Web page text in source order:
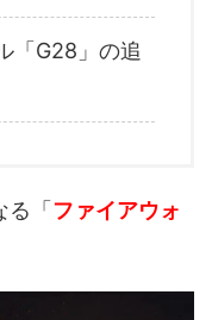
「G28」の追
る「ファイアウォ